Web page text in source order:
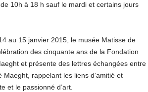
10h à 18 h sauf le mardi et certains jours
au 15 janvier 2015, le musée Matisse de
des cinquante ans de la Fondation
et présente des lettres échangées entre
Maeght, rappelant les liens d’amitié et
et le passionné d’art.